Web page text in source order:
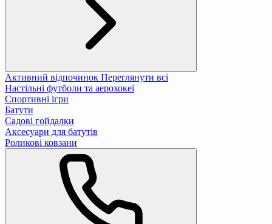
Активний відпочинок Переглянути всі
Настільні футболи та аерохокеї
Спортивні ігри
Батути
Садові гойдалки
Аксесуари для батутів
Роликові ковзани